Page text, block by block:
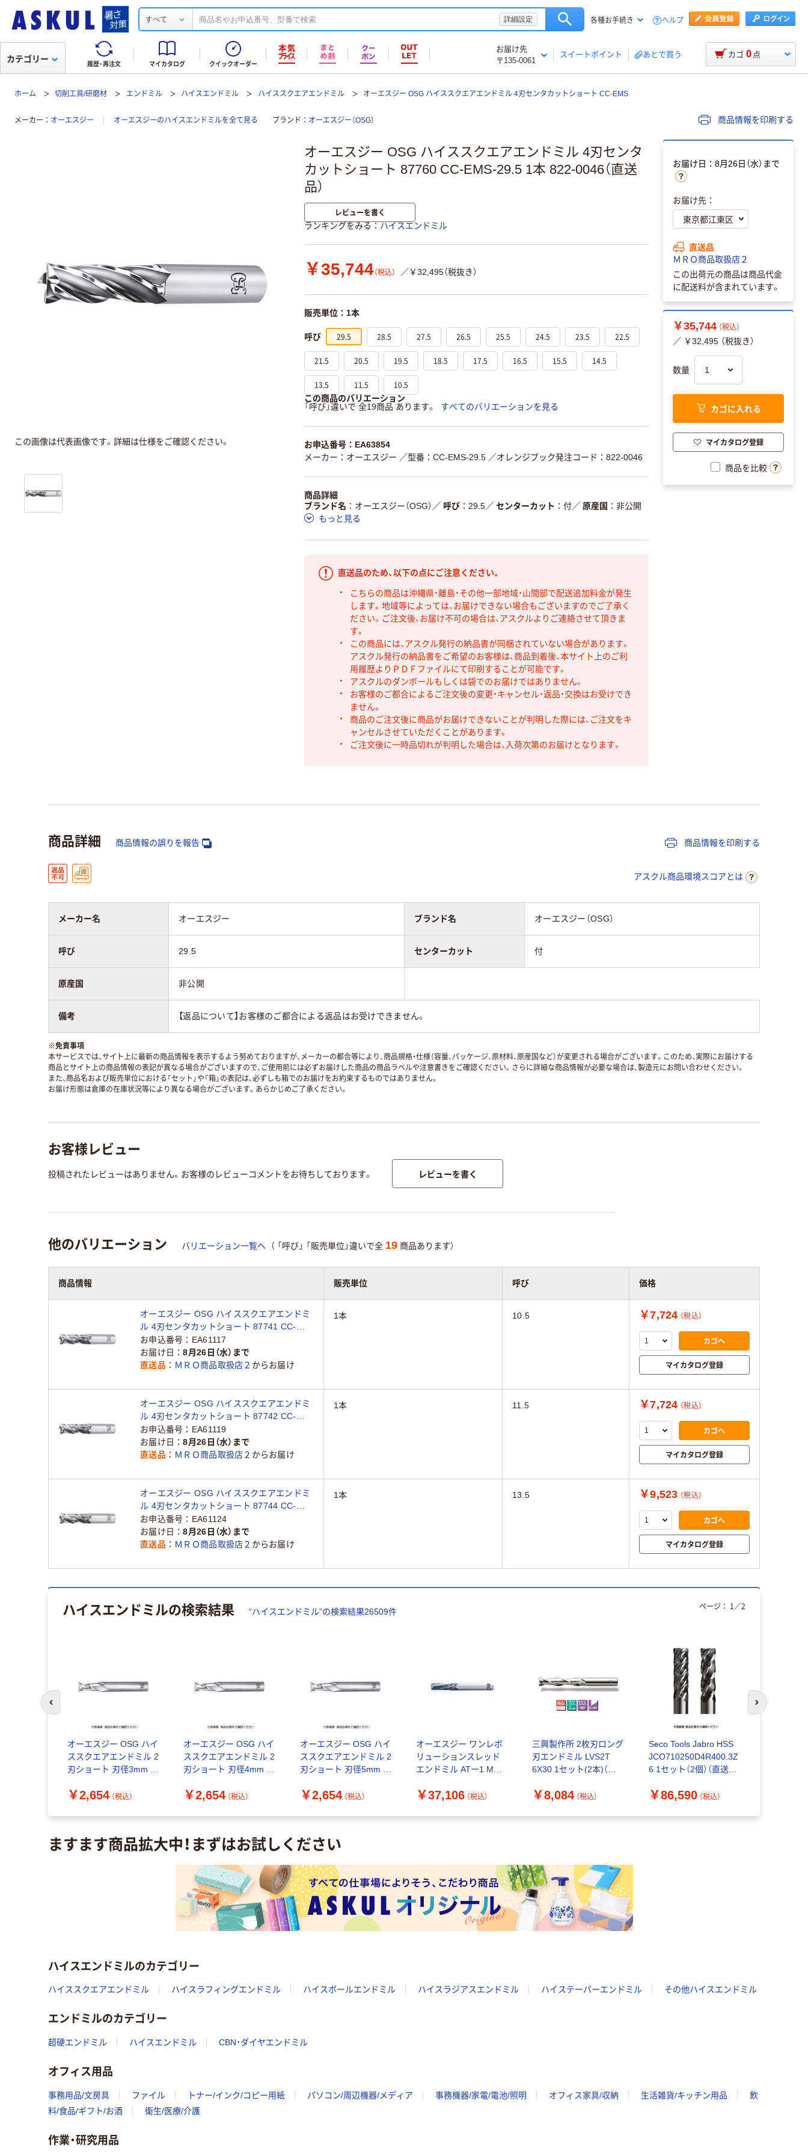
すべて 詳細設定 各種お手続き ヘルプ
履歴・再注文 マイカタログ クイックオーダー
お届け先
〒135-0061
スイートポイント あとで買う
カテゴリー カゴ 0 点
ホーム 切削工具/研磨材 エンドミル ハイスエンドミル ハイススクエアエンドミル オーエスジー OSG ハイススクエアエンドミル 4刃センタカットショート CC-EMS
メーカー オーエスジー オーエスジーのハイスエンドミルを全て見る ブランド オーエスジー（OSG） 商品情報を印刷する
オーエスジー OSG ハイススクエアエンドミル 4刃センタ
カットショート 87760 CC-EMS-29.5 1本 822-0046（直送
品）
レビューを書く
ランキングをみる ハイスエンドミル
￥35,744（税込） ／￥32,495（税抜き）
販売単位：1本
呼び 29.5 28.5 27.5 26.5 25.5 24.5 23.5 22.5
21.5 20.5 19.5 18.5 17.5 16.5 15.5 14.5
13.5 11.5 10.5
この商品のバリエーション
「呼び」違いで 全19商品 あります。
すべてのバリエーションを見る
お申込番号：EA63854
メーカー：オーエスジー ／型番：CC-EMS-29.5 ／オレンジブック発注コード：822-0046
商品詳細
ブランド名
オーエスジー（OSG） ／ 呼び 29.5／ センターカット 付／ 原産国
非公開
もっと見る
直送品のため、以下の点にご注意ください。
こちらの商品は沖縄県・離島・その他一部地域・山間部で配送追加料金が発生
します。地域等によっては、お届けできない場合もございますのでご了承く
ださい。ご注文後、お届け不可の場合は、アスクルよりご連絡させて頂きま
す。
この商品には、アスクル発行の納品書が同梱されていない場合があります。
アスクル発行の納品書をご希望のお客様は、商品到着後、本サイト上のご利
用履歴よりＰＤＦファイルにて印刷することが可能です。
アスクルのダンボールもしくは袋でのお届けではありません。
お客様のご都合によるご注文後の変更・キャンセル・返品・交換はお受けでき
ません。
商品のご注文後に商品がお届けできないことが判明した際には、ご注文をキ
ャンセルさせていただくことがあります。
ご注文後に一時品切れが判明した場合は、入荷次第のお届けとなります。
この画像は代表画像です。詳細は仕様をご確認ください。
お届け日：8月26日（水）まで
お届け先：
直送品
ＭＲＯ商品取扱店２
この出荷元の商品は商品代金
に配送料が含まれています。
￥35,744 （税込）
／ ￥32,495 （税抜き）
数量
カゴに入れる
マイカタログ登録
商品を比較
商品詳細 商品情報の誤りを報告 商品情報を印刷する
アスクル商品環境スコアとは
メーカー名 オーエスジー ブランド名 オーエスジー（OSG）
呼び 29.5 センターカット 付
原産国 非公開
備考 【返品について】お客様のご都合による返品はお受けできません。
※免責事項
本サービスでは、サイト上に最新の商品情報を表示するよう努めておりますが、メーカーの都合等により、商品規格・仕様（容量、パッケージ、原材料、原産国など）が変更される場合がございます。このため、実際にお届けする
商品とサイト上の商品情報の表記が異なる場合がございますので、ご使用前には必ずお届けした商品の商品ラベルや注意書きをご確認ください。さらに詳細な商品情報が必要な場合は、製造元にお問い合わせください。
また、商品名および販売単位における「セット」や「箱」の表記は、必ずしも箱でのお届けをお約束するものではありません。
お届け形態は倉庫の在庫状況等により異なる場合がございます。あらかじめご了承ください。
お客様レビュー
投稿されたレビューはありません。お客様のレビューコメントをお待ちしております。 レビューを書く
他のバリエーション バリエーション一覧へ （ 「呼び」 「販売単位」違いで全 19 商品あります）
商品情報 販売単位 呼び 価格
オーエスジー OSG ハイススクエアエンドミ
ル 4刃センタカットショート 87741 CC-
EMS-10.5 1本 822-0027（直送品）
お申込番号
EA61117
お届け日
8月26日（水）まで
直送品
ＭＲＯ商品取扱店２ からお届け
1本 10.5 ￥7,724 （税込）
カゴへ
マイカタログ登録
オーエスジー OSG ハイススクエアエンドミ
ル 4刃センタカットショート 87742 CC-
EMS-11.5 1本 822-0028（直送品）
お申込番号
EA61119
お届け日
8月26日（水）まで
直送品
ＭＲＯ商品取扱店２ からお届け
1本 11.5 ￥7,724 （税込）
カゴへ
マイカタログ登録
オーエスジー OSG ハイススクエアエンドミ
ル 4刃センタカットショート 87744 CC-
EMS-13.5 1本 822-0030（直送品）
お申込番号
EA61124
お届け日
8月26日（水）まで
直送品
ＭＲＯ商品取扱店２ からお届け
1本 13.5 ￥9,523 （税込）
カゴへ
マイカタログ登録
ハイスエンドミルの検索結果 “ハイスエンドミル”の検索結果26509件
オーエスジー OSG ハイ
ススクエアエンドミル 2
刃ショート 刃径3mm シ
EDS-3 1本 200-5727（直
￥2,654 （税込）
オーエスジー OSG ハイ
ススクエアエンドミル 2
刃ショート 刃径4mm シ
EDS-4 1本 200-5760（直
￥2,654 （税込）
オーエスジー OSG ハイ
ススクエアエンドミル 2
刃ショート 刃径5mm シ
EDS-5 1本 200-5794（直
￥2,654 （税込）
オーエスジー ワンレボ
リューションスレッド
エンドミル ATー1 MG
（直送品）
￥37,106 （税込）
三興製作所 2枚刃ロング
刃エンドミル LVS2T
6X30 1セット(2本)（直
￥8,084 （税込）
Seco Tools Jabro HSS
JCO710250D4R400.3Z
6 1セット（2個）（直送
￥86,590 （税込）
ページ： 1 ／2
前のスライドへ 次のスライド
ますます商品拡大中！まずはお試しください
ハイスエンドミルのカテゴリー
ハイススクエアエンドミル ハイスラフィングエンドミル ハイスボールエンドミル ハイスラジアスエンドミル ハイステーパーエンドミル その他ハイスエンドミル
エンドミルのカテゴリー
超硬エンドミル ハイスエンドミル CBN・ダイヤエンドミル
オフィス用品
事務用品/文房具 ファイル トナー/インク/コピー用紙 パソコン/周辺機器/メディア 事務機器/家電/電池/照明 オフィス家具/収納 生活雑貨/キッチン用品
飲
料/食品/ギフト/お酒
衛生/医療/介護
作業・研究用品